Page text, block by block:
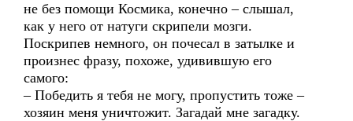
не без помощи Космика, конечно – слышал,
как у него от натуги скрипели мозги.
Поскрипев немного, он почесал в затылке и
произнес фразу, похоже, удивившую его
самого:
– Победить я тебя не могу, пропустить тоже –
хозяин меня уничтожит. Загадай мне загадку.